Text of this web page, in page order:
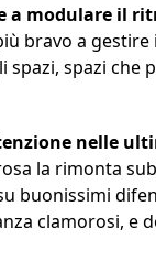
a modulare il
bravo a
spazi che
nelle
la rimonta
buonissimi
clamorosi, e